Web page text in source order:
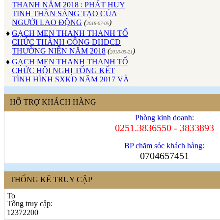
TINH THẦN SÁNG TẠO CỦA
NGƯỜI LAO ĐỘNG (2018-07-05)
GẠCH MEN THANH THANH TỔ
CHỨC THÀNH CÔNG ĐHĐCĐ
THƯỜNG NIÊN NĂM 2018 (2018-05-21
GẠCH MEN THANH THANH TỔ
CHỨC HỘI NGHỊ TỔNG KẾT
TÌNH HÌNH SXKD NĂM 2017 VÀ
TRIỂN KHAI HOẠT ĐỘNG SXKD
CÔNG ĐOÀN CÔNG TY GẠCH
MEN THANH THANH TỔ CHỨC
CHỨC HỘI THAO MỪNG NGÀY
QUỐC KHÁNH 2/9. (2017-10-02)
GẠCH MEN THANH THANH TỔ
CHỨC THÀNH CÔNG HỘI NGHỊ
ĐẠI BIỂU NGƯỜI LAO ĐỘNG
NĂM 2017 (
♦ Sử dụng vật liệu thân thiện với môi
HỖ TRỢ KHÁCH HÀNG
Phòng kinh doanh:
0251.3836550 - 3833893
BP chăm sóc khách hàng:
0704657451
THỐNG KÊ TRUY CẬP
Tổng truy cập:
12372200